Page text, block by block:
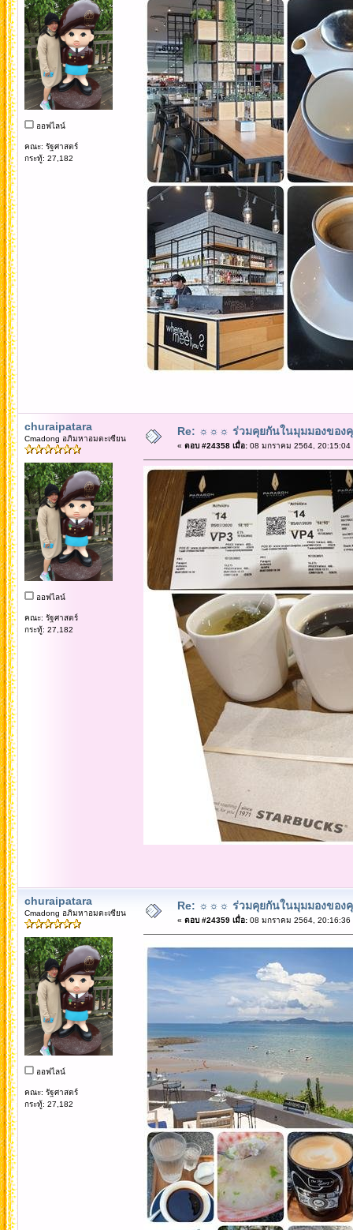
ออฟไลน์
คณะ: รัฐศาสตร์
กระทู้: 27,182
churaipatara
Cmadong อภิมหาอมตะเซียน
ออฟไลน์
คณะ: รัฐศาสตร์
กระทู้: 27,182
Re: ☼☼☼ ร่วมคุยกันในมุมมองของ
« ตอบ #24358 เมื่อ:08 มกราคม 2564, 20:15:04
churaipatara
Cmadong อภิมหาอมตะเซียน
ออฟไลน์
คณะ: รัฐศาสตร์
กระทู้: 27,182
Re: ☼☼☼ ร่วมคุยกันในมุมมองของ
« ตอบ #24359 เมื่อ:08 มกราคม 2564, 20:16:36